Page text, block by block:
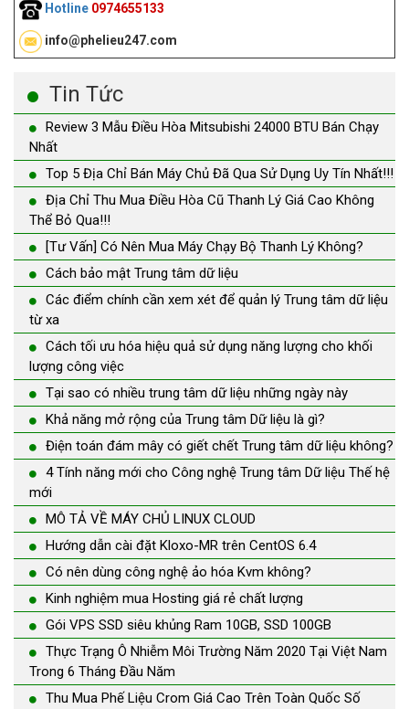
Hotline 0974655133
info@phelieu247.com
Tin Tức
Review 3 Mẫu Điều Hòa Mitsubishi 24000 BTU Bán Chạy
Nhất
Top 5 Địa Chỉ Bán Máy Chủ Đã Qua Sử Dụng Uy Tín Nhất!!!
Địa Chỉ Thu Mua Điều Hòa Cũ Thanh Lý Giá Cao Không
Thể Bỏ Qua!!!
[Tư Vấn] Có Nên Mua Máy Chạy Bộ Thanh Lý Không?
Cách bảo mật Trung tâm dữ liệu
Các điểm chính cần xem xét để quản lý Trung tâm dữ liệu
từ xa
Cách tối ưu hóa hiệu quả sử dụng năng lượng cho khối
lượng công việc
Tại sao có nhiều trung tâm dữ liệu những ngày này
Khả năng mở rộng của Trung tâm Dữ liệu là gì?
Điện toán đám mây có giết chết Trung tâm dữ liệu không?
4 Tính năng mới cho Công nghệ Trung tâm Dữ liệu Thế hệ
mới
MÔ TẢ VỀ MÁY CHỦ LINUX CLOUD
Hướng dẫn cài đặt Kloxo-MR trên CentOS 6.4
Có nên dùng công nghệ ảo hóa Kvm không?
Kinh nghiệm mua Hosting giá rẻ chất lượng
Gói VPS SSD siêu khủng Ram 10GB, SSD 100GB
Thực Trạng Ô Nhiễm Môi Trường Năm 2020 Tại Việt Nam
Trong 6 Tháng Đầu Năm
Thu Mua Phế Liệu Crom Giá Cao Trên Toàn Quốc Số